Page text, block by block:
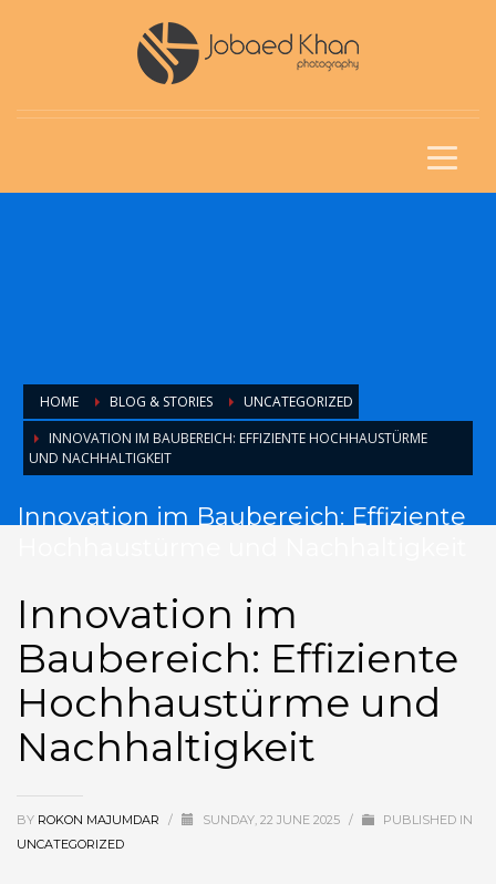
HOME BLOG & STORIES
UNCATEGORIZED
INNOVATION IM BAUBEREICH: EFFIZIENTE HOCHHAUSTÜRME
UND NACHHALTIGKEIT
Innovation im Baubereich: Effiziente
Innovation im
Baubereich: Effiziente
Hochhaustürme und
Nachhaltigkeit
BY ROKON MAJUMDAR / SUNDAY, 22 JUNE 2025 /
PUBLISHED IN
UNCATEGORIZED